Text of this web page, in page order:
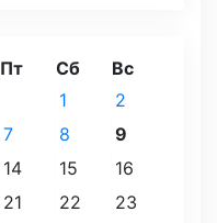
Пт Сб Вс
1
2
7 8
9
14 15
16
21 22
23